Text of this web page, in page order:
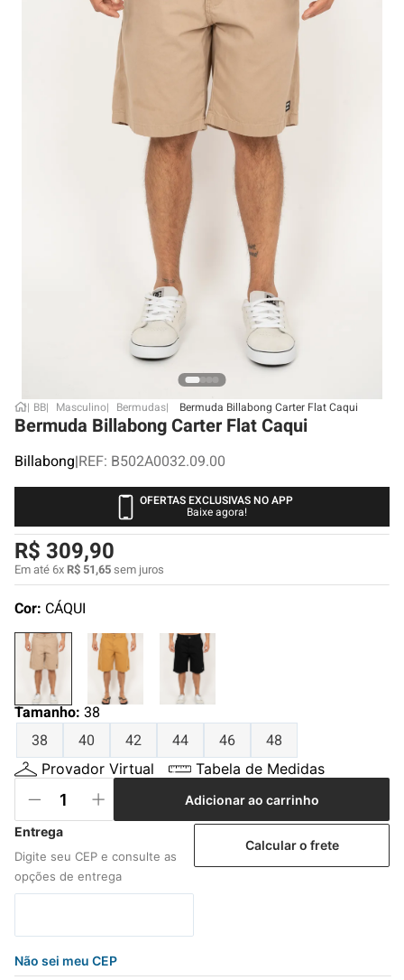
BB Masculino Bermudas Bermuda Billabong Carter Flat Caqui
Bermuda Billabong Carter Flat Caqui
Billabong|REF: B502A0032.09.00
OFERTAS EXCLUSIVAS NO APP
Baixe agora!
R$ 309,90
Em até 6xR$ 51,65sem juros
Cor: CÁQUI
Tamanho: 38
38
40 42 44 46 48
Provador Virtual Tabela de Medidas
Adicionar ao carrinho
Não sei meu CEP
Calcular o frete
boardshort